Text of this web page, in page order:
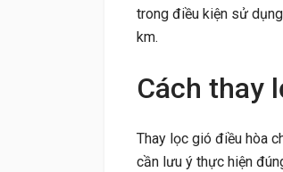
trong điều kiện sử
km.
Cách thay
Thay lọc gió điều hòa
cần lưu ý thực hiện